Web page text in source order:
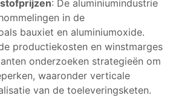
: De aluminiumindustrie
in de
bauxiet en aluminiumoxide.
productiekosten en winstmarges
onderzoeken strategieën om
waaronder verticale
van de toeleveringsketen.